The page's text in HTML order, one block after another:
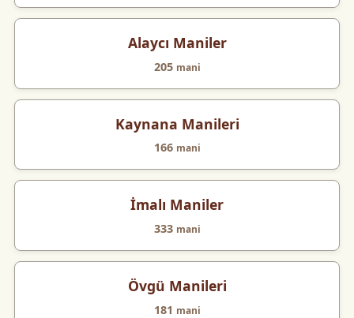
Alaycı Maniler
205 mani
Kaynana Manileri
166 mani
İmalı Maniler
333 mani
Övgü Manileri
181 mani